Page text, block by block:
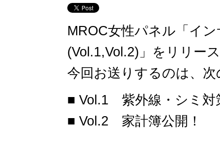
MROC女性パネル「イ
(Vol.1,Vol.2)」をリリー
今回お送りするのは、
■ Vol.1 紫外線・シミ対
■ Vol.2 家計簿公開！